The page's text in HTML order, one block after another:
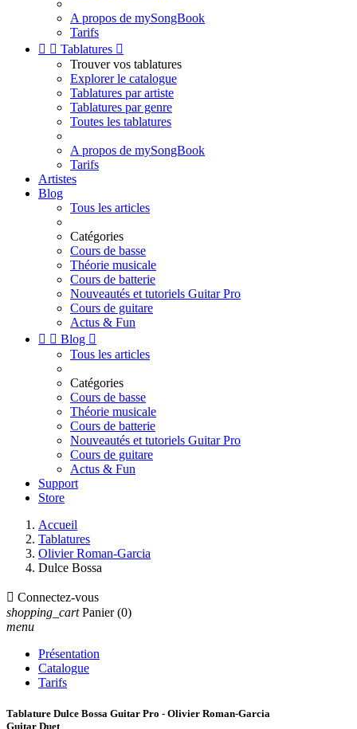
A propos de mySongBook
Tarifs
  Tablatures 
Trouver vos tablatures
Explorer le catalogue
Tablatures par artiste
Tablatures par genre
Toutes les tablatures
A propos de mySongBook
Tarifs
Artistes
Blog
Tous les articles
Catégories
Cours de basse
Théorie musicale
Cours de batterie
Nouveautés et tutoriels Guitar Pro
Cours de guitare
Actus & Fun
  Blog 
Tous les articles
Catégories
Cours de basse
Théorie musicale
Cours de batterie
Nouveautés et tutoriels Guitar Pro
Cours de guitare
Actus & Fun
Support
Store
Accueil
Tablatures
Olivier Roman-Garcia
Dulce Bossa
 Connectez-vous
shopping_cart Panier (0)
menu
Présentation
Catalogue
Tarifs
Tablature Dulce Bossa Guitar Pro - Olivier Roman-Garcia
Guitar Duet